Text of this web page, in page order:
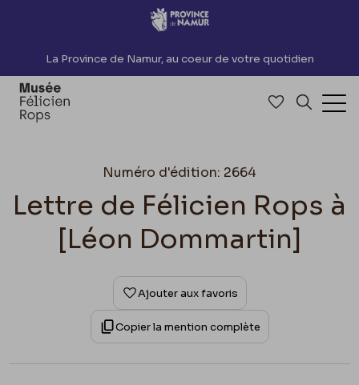
Accèder directement au contenu
La Province de Namur, au coeur de votre quotidien
Accéder à
Numéro d'édition: 2664
Lettre de Félicien Rops à
[Léon Dommartin]
Ajouter aux favoris
Copier la mention complète